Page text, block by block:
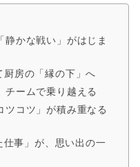
かな戦い」がはじま
房の「縁の下」へ
ームで乗り越える
コツ」が積み重なる
仕事」が、思い出の一